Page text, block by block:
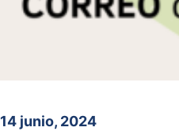
14 junio, 2024